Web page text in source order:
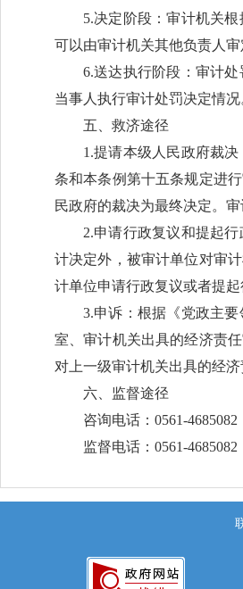
5.决定阶段：审计机关
可以由审计机关其他负责人
6.送达执行阶段：审计
当事人执行审计处罚决定情况
五、救济途径
1.提请本级人民政府裁
条和本条例第十五条规定进
民政府的裁决为最终决定。
2.申请行政复议和提起
计决定外，被审计单位对审
计单位申请行政复议或者提起
3.申诉：根据《党政主
室、审计机关出具的经济责
对上一级审计机关出具的经
六、监督途径
咨询电话：0561-4685082
监督电话：0561-4685082